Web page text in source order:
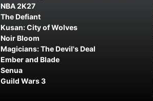
NBA 2K27
The Defiant
Kusan: City of Wolves
Noir Bloom
Magicians: The Devil's Deal
Ember and Blade
Senua
Guild Wars 3